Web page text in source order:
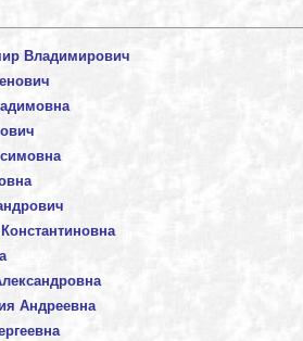
Владимирович
Андреевна